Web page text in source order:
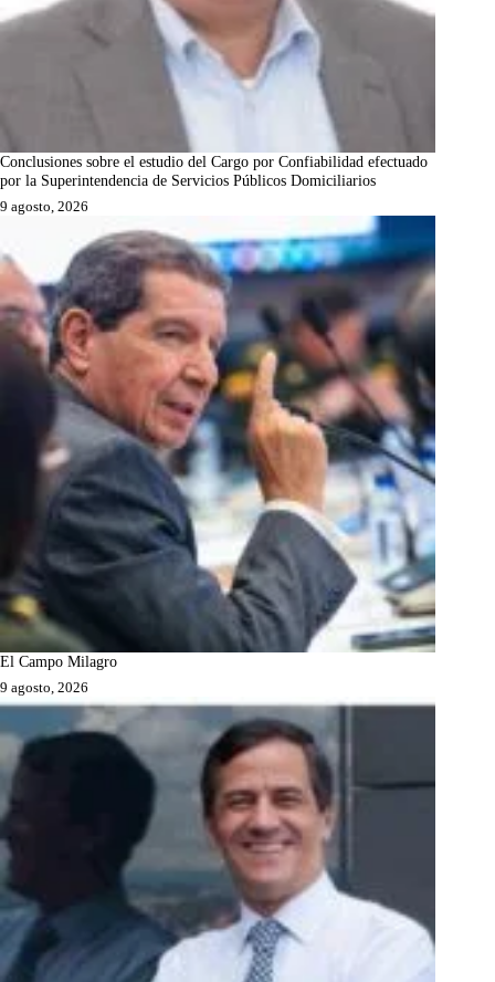
Conclusiones sobre el estudio del Cargo por Confiabilidad efectuado
por la Superintendencia de Servicios Públicos Domiciliarios
9 agosto, 2026
El Campo Milagro
9 agosto, 2026